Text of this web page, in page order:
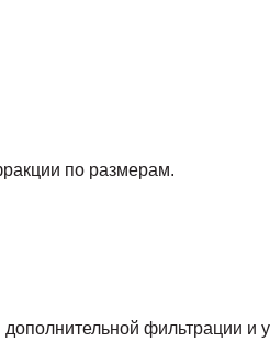
по размерам.
фильтрации и